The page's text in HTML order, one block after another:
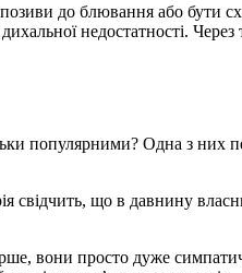
до блювання або бути
недостатності.
популярними? Одна з них
що в давнину
вони просто дуже